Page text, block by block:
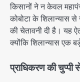
किसानों ने न केवल
कोबोटा के शिलान्यास
की चेतावनी दी है। यह
क्योंकि शिलान्यास एक
प्राधिकरण की